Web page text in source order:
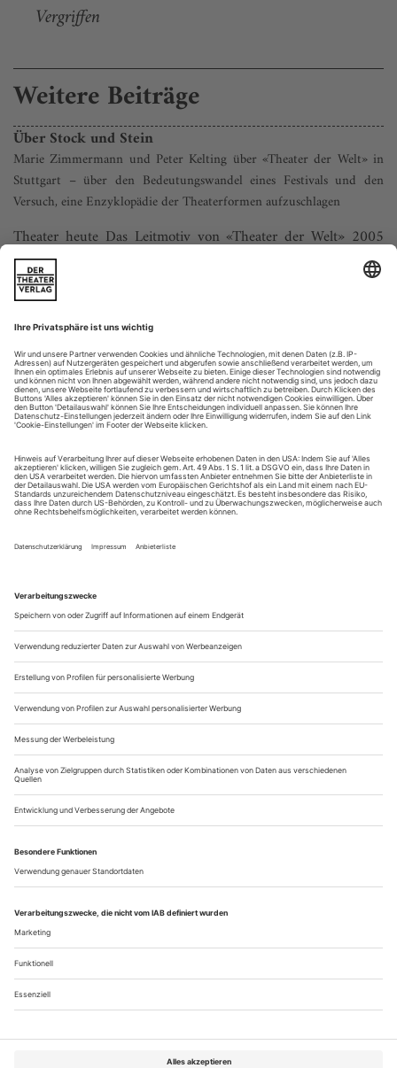
Vergriffen
Weitere Beiträge
Über Stock und Stein
Marie Zimmermann und Peter Kelting über «Theater der Welt» in
Stuttgart – über den Bedeutungswandel eines Festivals und den
Versuch, eine Enzyklopädie der Theaterformen aufzuschlagen
Theater heute Das Leitmotiv von «Theater der Welt» 2005
heißt «Heimweh nach der Zukunft». Klingt ein bisschen
elegisch.
Marie Zimmermann Ein bisschen Gefühl und Ironie hat noch
selten geschadet. Eine Floskel dafür, dass Kultur immer auf
verschiedenen Zeitebenen spielt. Die Echtzeit des globalen
Marktes, an dem wir angeblich alle teilhaben, heißt ja nur,
dass man...
Eine impulsgebende Auswahl beim diesjährigen Kinder- und
Jugendtheatertreffen «Augenblick mal!» in Berlin
Die Szene sieht stark nach Geisterbahn aus und könnte so
auch als «Haunted House» in Disneyland durchgehen. Oder
Enden zwei grotesk aussehende fette Kinder sitzen – links ein
in schrilles Gelb gewandetes Mädchen (Corinna Beilharz)
und gegenüber ein...
«Marco war en Schmusekind»
Tatort Potzlow: Der Dokumentarfilmer Andres Veiel und die
Dramaturgin Gesine Schmidt haben aus ihrer Langzeitrecherche
rund um einen brutalen Mord in der Uckermark ein Theaterstück
gemacht – und in Basel und Berlin uraufgeführt
Dieser Text lässt sich nicht einfach abschütteln. Er nistet sich
ein, beißt sich fest, kriecht ein paar Nächte lang übers
Kopfkissen. Er hinterlässt Bilder eines abscheulichen
Verbrechens: Nach der Lektüre sieht man mondbeschienene
Feldwege vor sich, leere Bierkästen Marke «Sternburger» und
Springerstiefel, die nach einem erschöpften Körper treten.
Man hört einen...
Über uns Kontakt Kritikerumfrage Newsletter